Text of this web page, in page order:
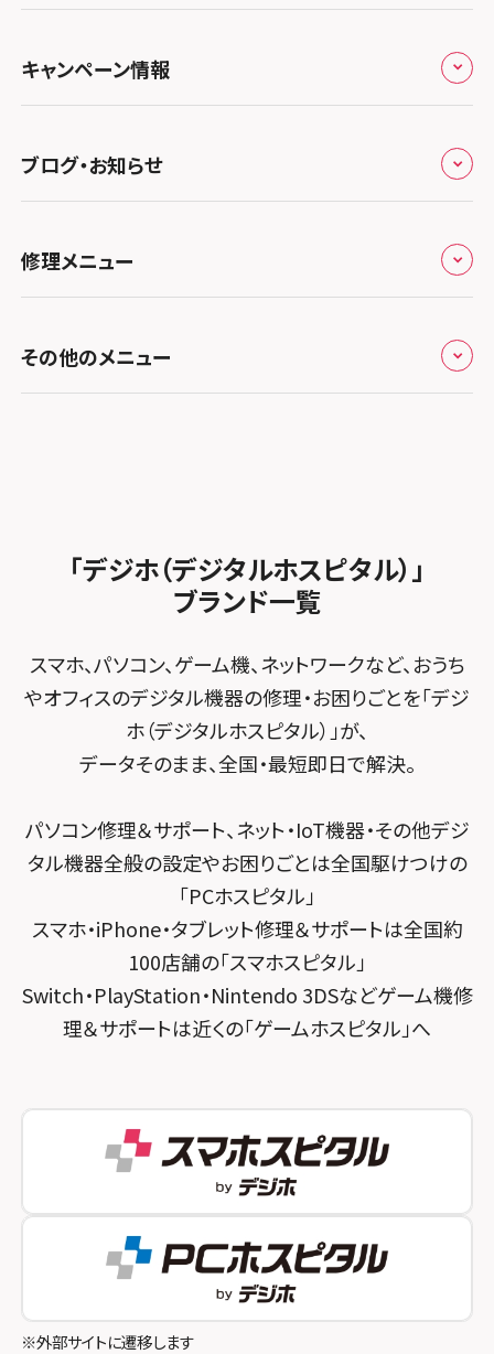
スマホスピタル鴻巣
スマホスピタル テルル三芳
スマホスピタル 熊谷
スマホスピタル ゲオデジタルベース川口元郷
スマホスピタル埼玉大宮
スマホスピタル テルル蒲生
スマホスピタル テルル新越谷
スマホスピタル テルル草加花栗
スマホスピタル テルル東川口
スマホスピタル テルル松戸五香
スマホスピタル テルル宮野木
スマホスピタル千葉
スマホスピタル 大森
スマホスピタル練馬
スマホスピタル 神田
スマホスピタル三軒茶屋
スマホスピタル秋葉原
スマホスピタル 自由が丘
スマホスピタルオリナス錦糸町
スマホスピタル テルル成増
スマホスピタル池袋
スマホスピタル八王子
スマホスピタル 北陸総合修理センター
スマホスピタル 長野
スマホスピタル岐阜
スマホスピタル 浜松
スマホスピタル静岡パルコ
スマホスピタル 藤枝
スマホスピタル名古屋駅前
スマホスピタル名古屋金山
スマホスピタル 大府
スマホスピタル 西枇杷島
スマホスピタル平和が丘
スマホスピタル春日井勝川
関西
スマホスピタル 大阪梅田
スマホスピタル by デジホ 梅田地下（うめちか）
スマホスピタル京橋
スマホスピタル難波
スマホスピタルイオンタウン茨木太田
スマホスピタル住道オペラパーク
スマホスピタル東大阪ロンモール布施
スマホスピタル堺
スマホスピタル 堺出張所
スマホスピタル京都河原町
スマホスピタル宇治槙島
スマホスピタル烏丸
スマホスピタル 京都宇治
スマホスピタル 福知山
スマホスピタル神戸三宮
スマホスピタル by デジホ 姫路キャスパ
スマホスピタル伊丹
スマホスピタル奈良生駒
スマホスピタル和歌山
中国・四国
スマホスピタル岡山駅前
スマホスピタル西条
スマホスピタル by デジホ マークイズ福岡もも
ち
スマホスピタル福岡天神
スマホスピタル熊本下通
スマホスピタル GODOモバイル大分府内町
特定商取引法に関する表記
プライバシーポリシー
郵送修理依頼
キャンペーン情報
キャンペーン一覧
ブログ・お知らせ
お知らせ
修理メニュー
iPhone修理メニュー
MacBook修理メニュー
その他のメニュー
FCNTスマートフォン修理
「デジホ（デジタルホスピタル）」
ブランド一覧
スマホ、パソコン、ゲーム機、ネットワークなど、おうち
やオフィスのデジタル機器の修理・お困りごとを「デジ
ホ（デジタルホスピタル）」が、
データそのまま、全国・最短即日で解決。
パソコン修理＆サポート、ネット・IoT機器・その他デジ
タル機器全般の設定やお困りごとは全国駆けつけの
「PCホスピタル」
スマホ・iPhone・タブレット修理＆サポートは全国約
100店舗の「スマホスピタル」
Switch・PlayStation・Nintendo 3DSなどゲーム機修
理＆サポートは近くの「ゲームホスピタル」へ
※外部サイトに遷移します